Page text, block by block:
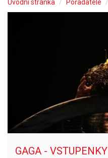
Úvodní stránka Pořadatelé
GAGA - VSTUPENKY